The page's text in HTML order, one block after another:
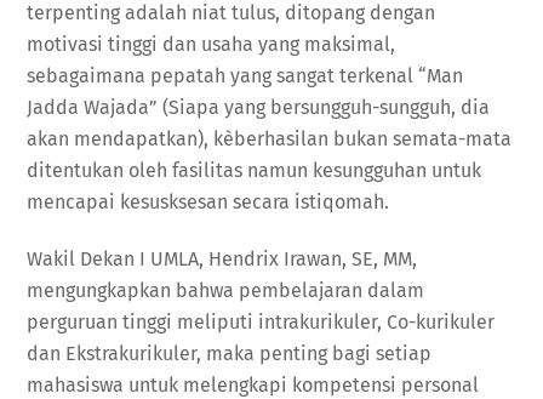
terpenting adalah niat tulus, ditopang dengan
motivasi tinggi dan usaha yang maksimal,
sebagaimana pepatah yang sangat terkenal “Man
Jadda Wajada” (Siapa yang bersungguh-sungguh, dia
akan mendapatkan), kèberhasilan bukan semata-mata
ditentukan oleh fasilitas namun kesungguhan untuk
mencapai kesusksesan secara istiqomah.
Wakil Dekan I UMLA, Hendrix Irawan, SE, MM,
mengungkapkan bahwa pembelajaran dalam
perguruan tinggi meliputi intrakurikuler, Co-kurikuler
dan Ekstrakurikuler, maka penting bagi setiap
mahasiswa untuk melengkapi kompetensi personal